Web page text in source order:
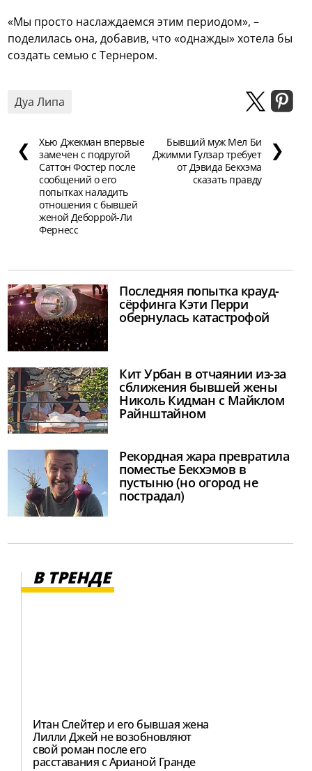
«Мы просто наслаждаемся этим периодом», –
поделилась она, добавив, что «однажды» хотела бы
создать семью с Тернером.
Дуа Липа
❮
Хью Джекман впервые
замечен с подругой
Саттон Фостер после
сообщений о его
попытках наладить
отношения с бывшей
женой Деборрой-Ли
Фернесс
Бывший муж Мел Би
Джимми Гулзар требует
от Дэвида Бекхэма
сказать правду
❯
Последняя попытка крауд-
сёрфинга Кэти Перри
обернулась катастрофой
Кит Урбан в отчаянии из-за
сближения бывшей жены
Николь Кидман с Майклом
Райнштайном
Рекордная жара превратила
поместье Бекхэмов в
пустыню (но огород не
пострадал)
В ТРЕНДЕ
Итан Слейтер и его бывшая жена
Лилли Джей не возобновляют
свой роман после его
расставания с Арианой Гранде